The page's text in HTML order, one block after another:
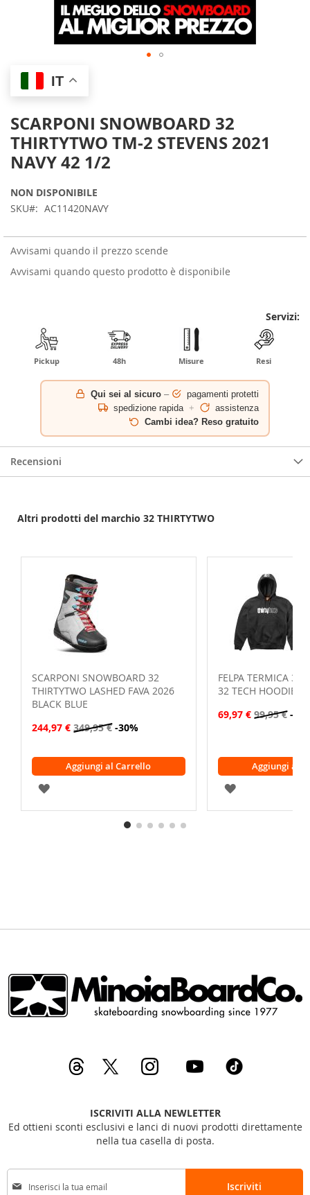
IT
SCARPONI SNOWBOARD 32
THIRTYTWO TM-2 STEVENS 2021
NAVY 42 1/2
NON DISPONIBILE
SKU
AC11420NAVY
Avvisami quando il prezzo scende
Avvisami quando questo prodotto è disponibile
Servizi:
Pickup 48h Misure Resi
Qui sei al sicuro –
pagamenti protetti
spedizione rapida +
assistenza
Cambi idea? Reso gratuito
Skip
the
of
the
images
gallery
Recensioni
Altri prodotti del marchio 32 THIRTYTWO
SCARPONI SNOWBOARD 32
THIRTYTWO LASHED FAVA 2026
BLACK BLUE
244,97 € 349,95 € -30%
Aggiungi al Carrello
AGGIUNGI
ALLA
FELPA TERMICA 32
32 TECH HOODIE
69,97 € 99,95 € -
Aggiungi al
AGGIUNGI
ALLA
ISCRIVITI ALLA NEWLETTER
Ed ottieni sconti esclusivi e lanci di nuovi prodotti direttamente
nella tua casella di posta.
I
Iscriviti